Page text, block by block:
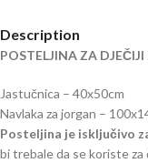
Description
POSTELJINA ZA
Jastučnica – 40x50cm
Navlaka za jorgan –
Posteljina je isključivo
bi trebale da se koriste